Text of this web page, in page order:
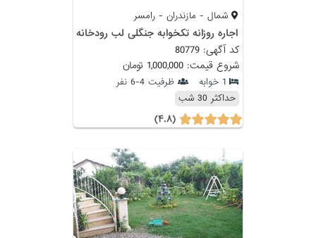
شمال - مازندران - رامسر
اجاره روزانه تکخوابه جنگلی لب رودخانه
کد آگهی: 80779
شروع قیمت: 1,000,000 تومان
1 خوابه
ظرفیت 4-6 نفر
حداکثر 30 شب
(۴.۸)